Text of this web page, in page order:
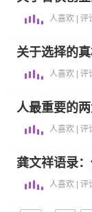
人喜欢 | 评
关于选择的真
人喜欢 | 评
人最重要的
人喜欢 | 评
龚文祥语录
人喜欢 | 评